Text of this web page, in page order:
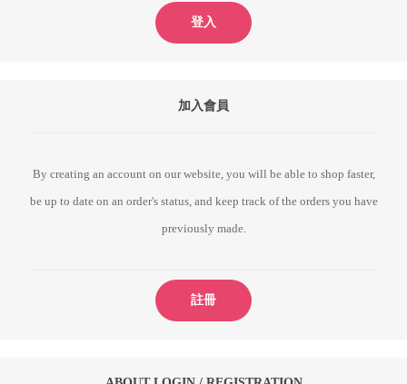
登入
加入會員
By creating an account on our website, you will be able to shop faster,
be up to date on an order's status, and keep track of the orders you have
previously made.
註冊